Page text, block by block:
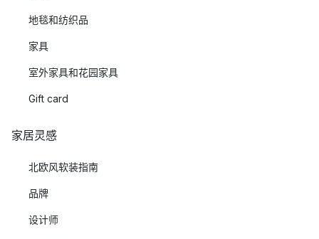
地毯和纺织品
家具
室外家具和花园家具
Gift card
家居灵感
北欧风软装指南
品牌
设计师